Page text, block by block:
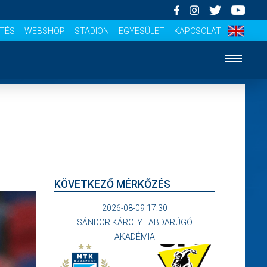
WEBSHOP STADION EGYESÜLET KAPCSOLAT
KÖVETKEZŐ MÉRKŐZÉS
2026-08-09 17:30
SÁNDOR KÁROLY LABDARÚGÓ
AKADÉMIA